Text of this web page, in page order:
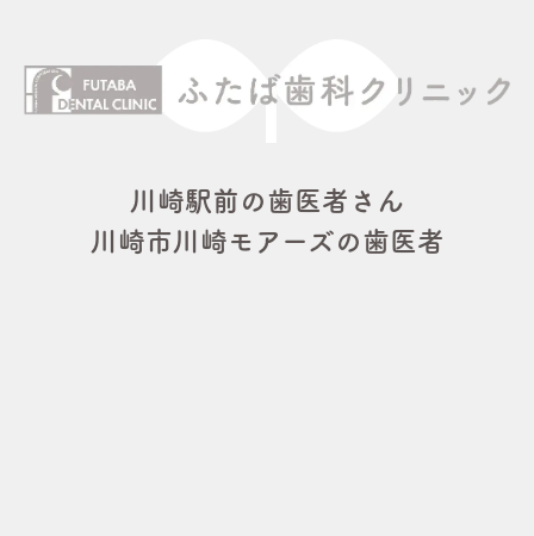
川崎駅前の歯医者さん
川崎市川崎モアーズの歯医者